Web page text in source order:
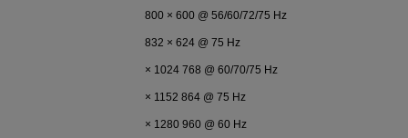
800 × 600 @ 56/60/72/75 Hz
832 × 624 @ 75 Hz
× 1024 768 @ 60/70/75 Hz
× 1152 864 @ 75 Hz
× 1280 960 @ 60 Hz